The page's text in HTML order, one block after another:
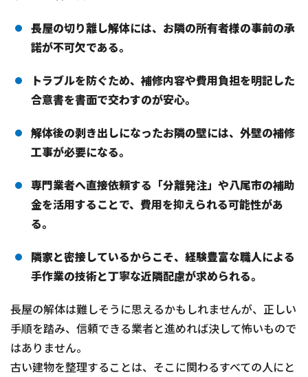
長屋の切り離し解体には、お隣の所有者様の事前の承
諾が不可欠である。
トラブルを防ぐため、補修内容や費用負担を明記した
合意書を書面で交わすのが安心。
解体後の剥き出しになったお隣の壁には、外壁の補修
工事が必要になる。
専門業者へ直接依頼する「分離発注」や八尾市の補助
金を活用することで、費用を抑えられる可能性があ
る。
隣家と密接しているからこそ、経験豊富な職人による
手作業の技術と丁寧な近隣配慮が求められる。
長屋の解体は難しそうに思えるかもしれませんが、正しい
手順を踏み、信頼できる業者と進めれば決して怖いもので
はありません。
古い建物を整理することは、そこに関わるすべての人にと